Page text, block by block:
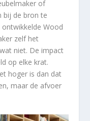
of
bij de bron te
ontwikkelde Wood
zelf het
niet. De impact
op elke krat.
hoger is dan dat
maar de afvoer